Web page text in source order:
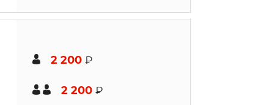
2 200 ₽
2 200 ₽